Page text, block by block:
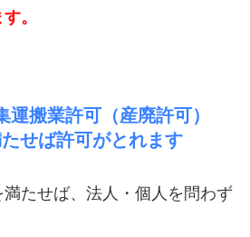
。
運搬業許可（産廃許可）
せば許可がとれます
たせば、法人・個人を問わず